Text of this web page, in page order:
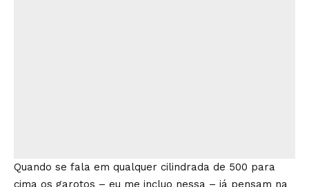
Quando se fala em qualquer cilindrada de 500 para
cima os garotos – eu me incluo nessa – já pensam na